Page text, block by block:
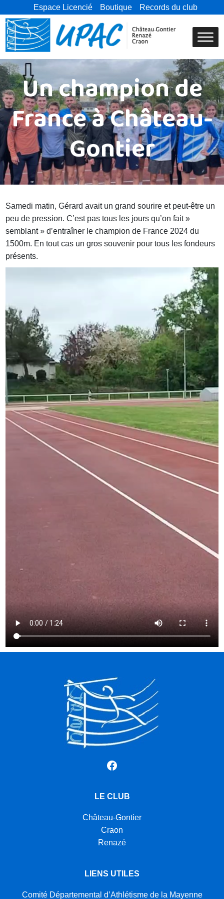
Espace Licencié Boutique Records du club
Un champion de
France à Château-
Gontier
Samedi matin, Gérard avait un grand sourire et peut-être un
peu de pression. C’est pas tous les jours qu’on fait »
semblant » d’entraîner le champion de France 2024 du
1500m. En tout cas un gros souvenir pour tous les fondeurs
présents.
Facebook
LE CLUB
Château-Gontier
Craon
Renazé
LIENS UTILES
Comité Départemental d’Athlétisme de la Mayenne